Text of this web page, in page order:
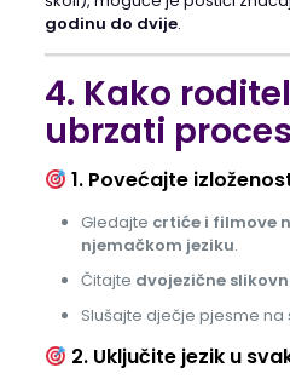
godinu do dvije.
4. Kako
ubrzati
1. Povećajte
Gledajte crtiće i filmove
njemačkom jeziku.
Čitajte dvojezične
Slušajte dječje pjesme na
2. Uključite jezik u